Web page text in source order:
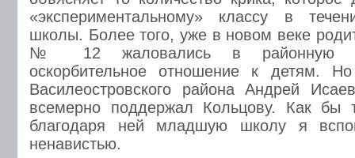
«экспериментальному» классу в
школы. Более того, уже в новом веке
№ 12 жаловались в районную
оскорбительное отношение к детям.
Василеостровского района Андрей
всемерно поддержал Кольцову. Как
благодаря ней младшую школу я
ненавистью.